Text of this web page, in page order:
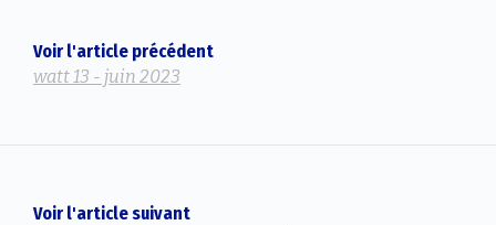
Voir l'article précédent
watt 13 - juin 2023
Voir l'article suivant